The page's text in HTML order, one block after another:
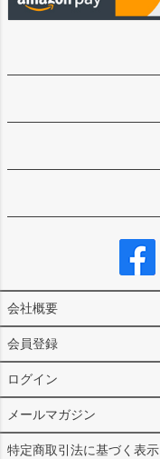
会社概要
会員登録
ログイン
メールマガジン
特定商取引法に基づく表示